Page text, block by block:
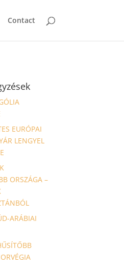
Contact
EURÓPAI
LENGYEL
ORSZÁGA –
ARÁBIAI